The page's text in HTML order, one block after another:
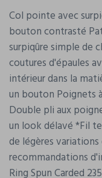
Col pointe avec
bouton contrasté
surpiqûre simple de
coutures d'épaules
intérieur dans la
un bouton Poignets
Double pli aux
un look délavé *Fil
de légères
recommandations
Ring Spun Carded